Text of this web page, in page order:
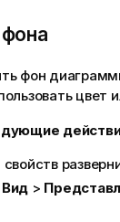
фон
цвет
Вид >